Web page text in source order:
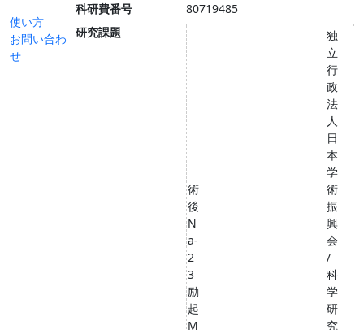
使い方
お問い合わ
せ
科研費番号
80719485
研究課題
術
後
N
a-
2
3
励
起
M
独
立
行
政
法
人
日
本
学
術
振
興
会
/
科
学
研
究